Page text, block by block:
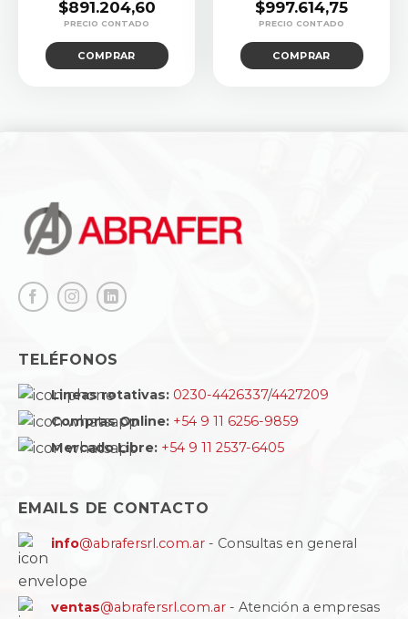
$891.204,60
COMPRAR
$997.614,75
COMPRAR
TELÉFONOS
Lineas rotativas: 0230-4426337/4427209
Compras Online: +54 9 11 6256-9859
Mercado Libre: +54 9 11 2537-6405
EMAILS DE CONTACTO
info@abrafersrl.com.ar - Consultas en general
ventas@abrafersrl.com.ar - Atención a empresas